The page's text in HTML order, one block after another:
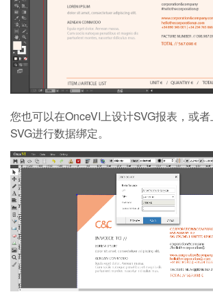
您也可以在OnceVI上设计SVG报表，或
SVG进行数据绑定。